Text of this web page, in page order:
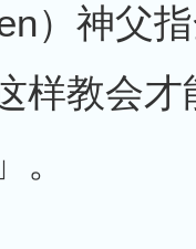
）神父
样教会才
。